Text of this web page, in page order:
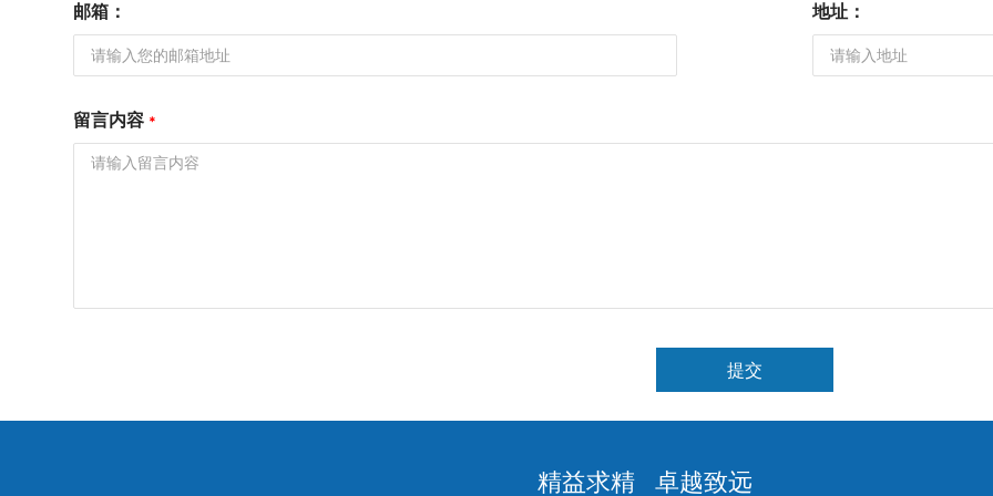
邮箱： 地址：
留言内容
提交
精益求精 卓越致远